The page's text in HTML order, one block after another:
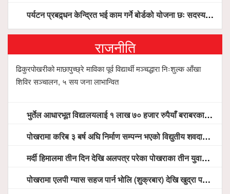
पर्यटन प्रबद्र्धन केन्द्रित भई काम गर्ने बोर्डको योजना छः सदस्य पोखरेल, चलिय पोखरालाई थप प्रभावकारी बनाउन होटल संघको माग
राजनीति
ढिकुरपोखरीको माछापुच्छ्रे माविका पूर्व विद्यार्थी मञ्चद्धारा निःशुल्क आँखा
शिविर सञ्चालन, ५ सय जना लाभान्वित
भुर्तेल आधारभूत विद्यालयलाई १ लाख ७० हजार रुपैयाँ बराबरका शैक्षिक सामग्री हस्तान्तरण
पोखरामा करिब ३ बर्ष अघि निर्माण सम्पन्न भएको विद्युतीय शवदाह गृह अझै संचालनमा आउन सकेन, तत्काल संचालन गर्न स्थानियको माग
मर्दी हिमालमा तीन दिन देखि अलपत्र परेका पोखराका तीन युवाको सशस्त्र प्रहरी सहितको टोलीको साहसिक उद्धार
पोखरामा एलपी ग्यास सहज पार्न भोलि (शुक्रबार) देखि खुद्रा पसलबाटै बिक्रि वितरण हुने, स्टोर नगर्न आग्रह